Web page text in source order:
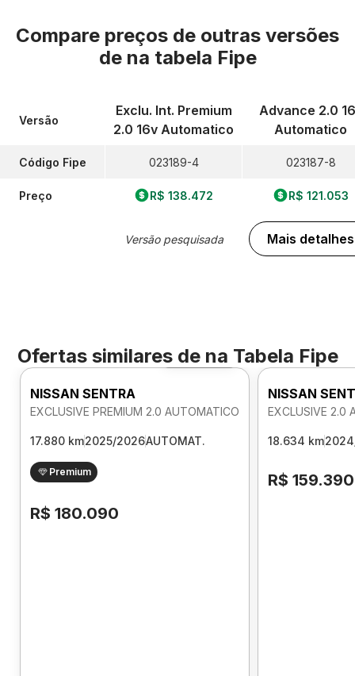
Compare preços de outras versões
de na tabela Fipe
Versão
Código Fipe
Preço
Exclu. Int. Premium
2.0 16v Automatico
023189-4
R$ 138.472
Versão pesquisada
Advance 2.0
Automatico
023187-8
R$ 121.053
Mais detalhes
Ofertas similares de na Tabela Fipe
Foto 360º
NISSAN SENTRA
EXCLUSIVE PREMIUM 2.0 AUTOMATICO
17.880 km2025/2026AUTOMAT.
Premium
R$ 180.090
NISSAN
EXCLUSIVE 2.0
18.634 km
R$ 159.390